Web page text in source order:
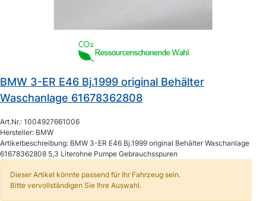
BMW 3-ER E46 Bj.1999 original Behälter
Waschanlage 61678362808
Art.Nr.: 1004927661006
Hersteller: BMW
Artikelbeschreibung: BMW 3-ER E46 Bj.1999 original Behälter Waschanlage
61678362808 5,3 Literohne Pumpe Gebrauchsspuren
Dieser Artikel könnte passend für Ihr Fahrzeug sein.
Bitte vervollständigen Sie Ihre Auswahl.